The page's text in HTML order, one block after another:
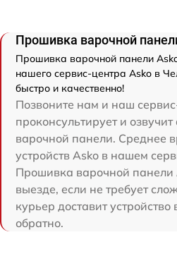
Прошивка варочной
Прошивка варочной панели
нашего сервис-центра Asko в
быстро и качественно!
Позвоните нам и наш
проконсультирует и озвучит
варочной панели. Среднее
устройств Asko в нашем
Прошивка варочной панели
выезде, если не требует
курьер доставит
обратно.